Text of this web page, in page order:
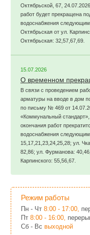
Октябрьской, 67,
работ будет прекращена
водоснабжения следующим
Октябрьская от ул.
Октябрьская: 32,57,67,69.
15.07.2026
О временном
В связи с проведением
арматуры на вводе в дом
по письму № 469 от
«Коммунальный
окончания работ
водоснабжения
15,17,21,23,24,25,28; ул.
82,86; ул. Фурманова:
Карпинского: 55,56,67.
Режим работы
Пн - Чт 8:00 - 17:00,
Пт 8:00 - 16:00,
Сб - Вс выходной